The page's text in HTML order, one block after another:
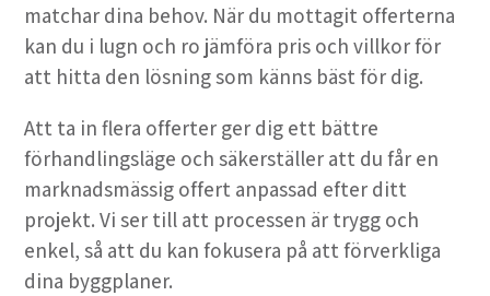
matchar dina behov. När du mottagit offerterna
kan du i lugn och ro jämföra pris och villkor för
att hitta den lösning som känns bäst för dig.
Att ta in flera offerter ger dig ett bättre
förhandlingsläge och säkerställer att du får en
marknadsmässig offert anpassad efter ditt
projekt. Vi ser till att processen är trygg och
enkel, så att du kan fokusera på att förverkliga
dina byggplaner.